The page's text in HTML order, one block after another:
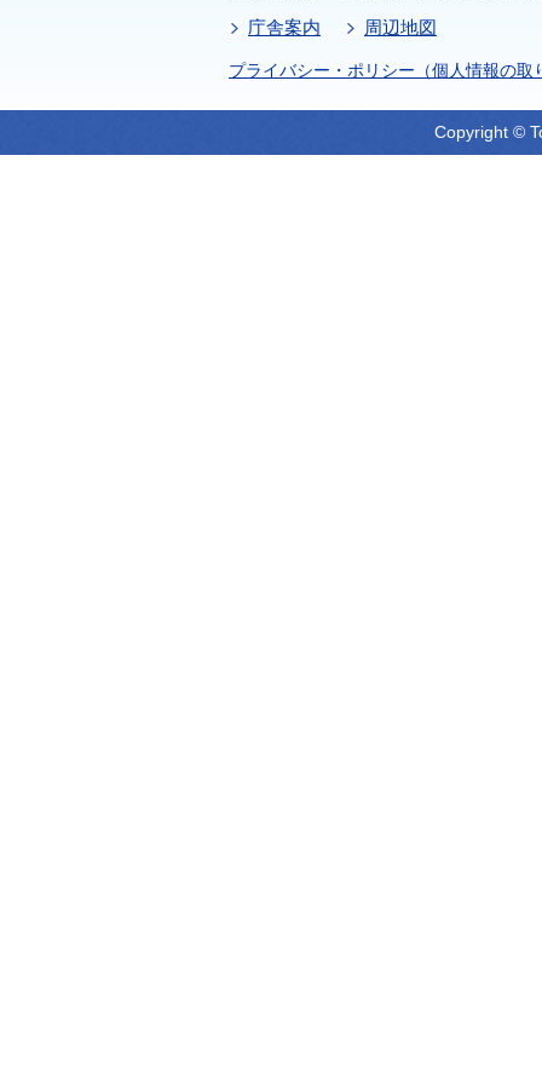
庁舎案内
周辺地図
プライバシー・ポリシー（個人情報の取
Copyright ©